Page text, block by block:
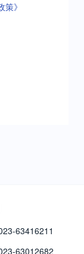
策》
63416211
63012682